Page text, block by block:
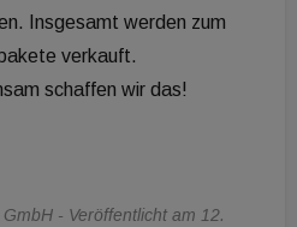
Insgesamt werden zum
verkauft.
schaffen wir das!
- Veröffentlicht am 12.